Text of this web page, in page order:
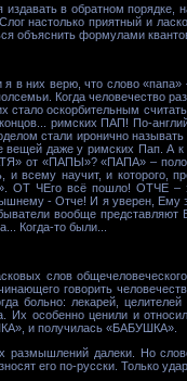
издавать в обратном
настолько приятный и
объяснить формулами
в них верю, что слово «папа»
Когда человечество
стало оскорбительным
римских ПАП! По-
стали иронично называть
вещей даже у римских Пап.
от «ПАПЫ»? «ПАПА» –
и всему научит, и которого,
ОТ ЧЕго всё пошло! ОТЧЕ –
- Отче! И я уверен, Ему
вообще
Когда-то были...
слов
говорить
больно: лекарей,
Их особенно ценили и
и получилась «БАБУШКА».
размышлений далеки. Но
его по-русски. Только